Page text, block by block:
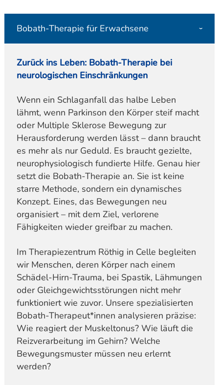
Bobath-Therapie für Erwachsene
Zurück ins Leben: Bobath-Therapie bei
neurologischen Einschränkungen
Wenn ein Schlaganfall das halbe Leben
lähmt, wenn Parkinson den Körper steif macht
oder Multiple Sklerose Bewegung zur
Herausforderung werden lässt – dann braucht
es mehr als nur Geduld. Es braucht gezielte,
neurophysiologisch fundierte Hilfe. Genau hier
setzt die Bobath-Therapie an. Sie ist keine
starre Methode, sondern ein dynamisches
Konzept. Eines, das Bewegungen neu
organisiert – mit dem Ziel, verlorene
Fähigkeiten wieder greifbar zu machen.
Im Therapiezentrum Röthig in Celle begleiten
wir Menschen, deren Körper nach einem
Schädel-Hirn-Trauma, bei Spastik, Lähmungen
oder Gleichgewichtsstörungen nicht mehr
funktioniert wie zuvor. Unsere spezialisierten
Bobath-Therapeut*innen analysieren präzise:
Wie reagiert der Muskeltonus? Wie läuft die
Reizverarbeitung im Gehirn? Welche
Bewegungsmuster müssen neu erlernt
werden?